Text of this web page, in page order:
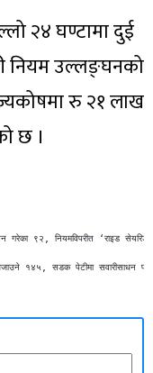
२४ घण्टामा दुई
नियम उल्लङ्घनको
रु २१ लाख
छ ।
गरेका ९२, नियमविपरीत ‘राइड
१४५, सडक पेटीमा सवारीसाधन